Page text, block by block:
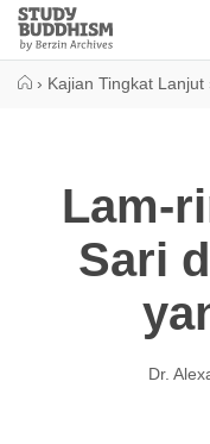
Close
Study
Buddhism
› Kajian Tingkat Lanjut
Lam-
Sari
Dr.